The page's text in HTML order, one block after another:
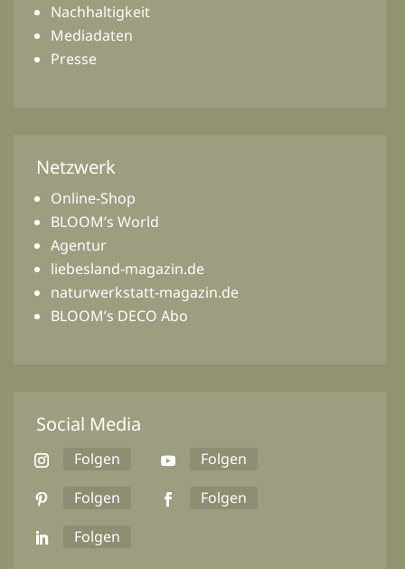
Nachhaltigkeit
Mediadaten
Presse
Netzwerk
Online-Shop
BLOOM’s World
Agentur
liebesland-magazin.de
naturwerkstatt-magazin.de
BLOOM’s DECO Abo
Social Media
Folgen
Folgen
Folgen
Folgen
Folgen